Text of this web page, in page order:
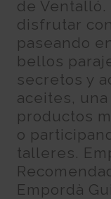
de Ventalló.
disfrutar
paseando
bellos
secretos y
aceites,
productos
o
talleres.
Empordà